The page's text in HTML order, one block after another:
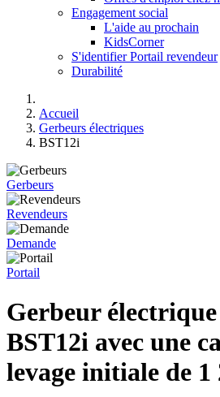
Engagement social
L'aide au prochain
KidsCorner
S'identifier Portail revendeur
Durabilité
Accueil
Gerbeurs électriques
BST12i
Gerbeurs
Revendeurs
Demande
Portail
Gerbeur
BST12i avec une
levage initiale de 1